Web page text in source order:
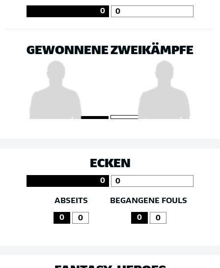
0 0
GEWONNENE ZWEIKÄMPFE
ECKEN
0 0
ABSEITS
0 0
BEGANGENE FOULS
0 0